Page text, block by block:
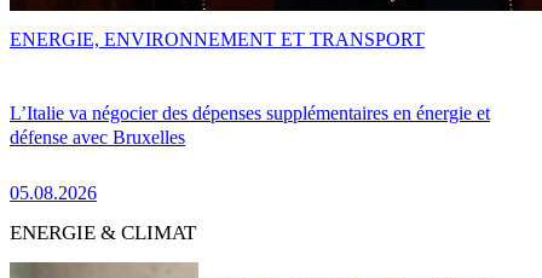
L’Italie va négocier des dépenses supplémentaires en énergie et
défense avec Bruxelles
05.08.2026
ENERGIE, ENVIRONNEMENT ET TRANSPORT
ENERGIE & CLIMAT